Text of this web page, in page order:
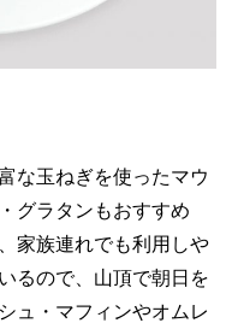
な玉ねぎを使ったマウ
グラタンもおすすめ
家族連れでも利用しや
るので、山頂で朝日を
ュ・マフィンやオムレ